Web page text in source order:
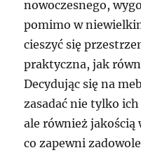
nowoczesnego,
pomimo w
cieszyć się
praktyczna, jak
Decydując się na
zasadać nie tylko
ale również
co zapewni